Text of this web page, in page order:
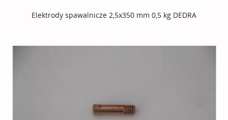
Elektrody spawalnicze 2,5x350 mm 0,5 kg DEDRA